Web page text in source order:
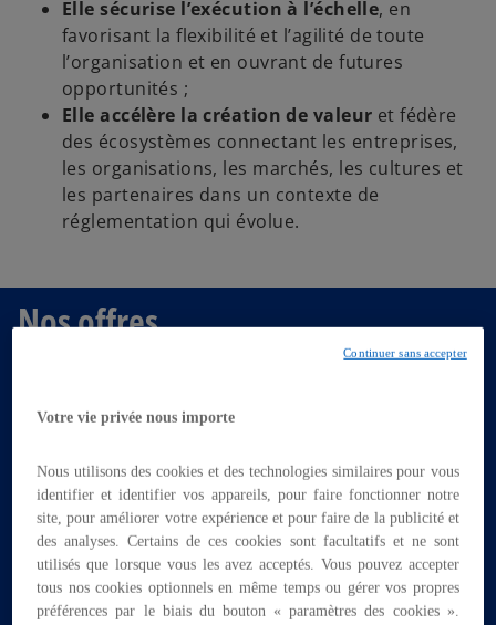
Elle sécurise l’exécution à l’échelle, en
favorisant la flexibilité et l’agilité de toute
l’organisation et en ouvrant de futures
opportunités ;
Elle accélère la création de valeur et fédère
des écosystèmes connectant les entreprises,
les organisations, les marchés, les cultures et
les partenaires dans un contexte de
réglementation qui évolue.
Nos offres
Votre vie privée nous importe
Nous utilisons des cookies et des technologies similaires pour vous
identifier et identifier vos appareils, pour faire fonctionner notre
site, pour améliorer votre expérience et pour faire de la publicité et
des analyses. Certains de ces cookies sont facultatifs et ne sont
utilisés que lorsque vous les avez acceptés. Vous pouvez accepter
tous nos cookies optionnels en même temps ou gérer vos propres
préférences par le biais du bouton « paramètres des cookies ».
Continuer sans accepter